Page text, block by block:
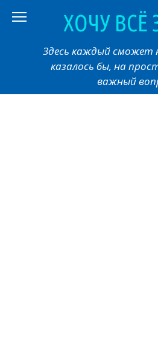
ХОЧУ ВСЁ
Здесь каждый
казалось бы, на
важный